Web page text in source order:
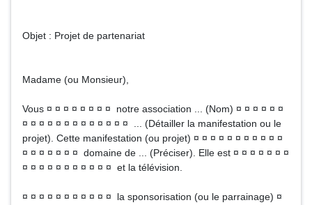
Objet : Projet de partenariat
Madame (ou Monsieur),
Vous ¤ ¤ ¤ ¤ ¤ ¤ ¤ ¤ notre association ... (Nom) ¤ ¤ ¤ ¤ ¤ ¤
¤ ¤ ¤ ¤ ¤ ¤ ¤ ¤ ¤ ¤ ¤ ¤ ¤ ... (Détailler la manifestation ou le
projet). Cette manifestation (ou projet) ¤ ¤ ¤ ¤ ¤ ¤ ¤ ¤ ¤ ¤ ¤
¤ ¤ ¤ ¤ ¤ ¤ ¤ domaine de ... (Préciser). Elle est ¤ ¤ ¤ ¤ ¤ ¤ ¤
¤ ¤ ¤ ¤ ¤ ¤ ¤ ¤ ¤ ¤ ¤ et la télévision.
¤ ¤ ¤ ¤ ¤ ¤ ¤ ¤ ¤ ¤ ¤ la sponsorisation (ou le parrainage) ¤